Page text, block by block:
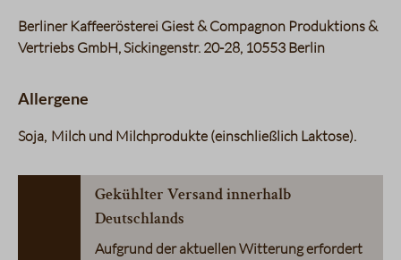
Berliner Kaffeerösterei Giest & Compagnon Produktions &
Vertriebs GmbH, Sickingenstr. 20-28, 10553 Berlin
Allergene
Soja Milch und Milchprodukte (einschließlich Laktose)
Gekühlter Versand innerhalb
Deutschlands
Aufgrund der aktuellen Witterung erfordert